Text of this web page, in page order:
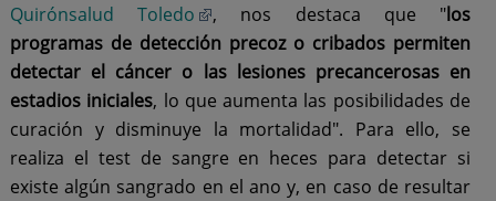
Quirónsalud Toledo
, nos destaca que "los
programas de detección precoz o cribados permiten
detectar el cáncer o las lesiones precancerosas en
estadios iniciales, lo que aumenta las posibilidades de
curación y disminuye la mortalidad". Para ello, se
realiza el test de sangre en heces para detectar si
existe algún sangrado en el ano y, en caso de resultar